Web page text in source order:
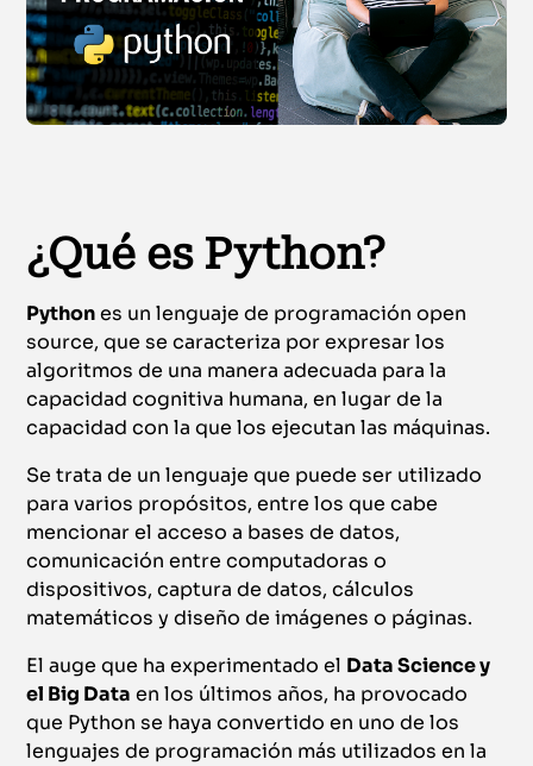
¿Qué es Python?
Pythones un lenguaje de programación open
source, que se caracteriza por expresar los
algoritmos de una manera adecuada para la
capacidad cognitiva humana, en lugar de la
capacidad con la que los ejecutan las máquinas.
Se trata de un lenguaje que puede ser utilizado
para varios propósitos, entre los que cabe
mencionar el acceso a bases de datos,
comunicación entre computadoras o
dispositivos, captura de datos, cálculos
matemáticos y diseño de imágenes o páginas.
El auge que ha experimentado el Data Science y
el Big Data en los últimos años, ha provocado
que Python se haya convertido en uno de los
lenguajes de programación más utilizados en la